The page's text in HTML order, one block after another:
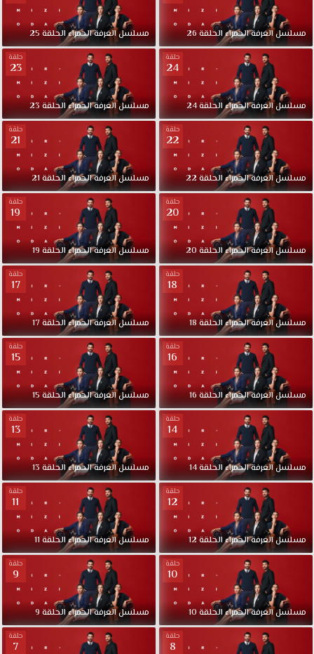
الفرح
و
السعادة
الحزن.
مسلسلالغرفةالحمراءالحلقة26 مسلسلالغرفةالحمراءالحلقة25
حلقة
24
مسلسلالغرفةالحمراءالحلقة24
حلقة
23
مسلسلالغرفةالحمراءالحلقة23
حلقة
22
مسلسلالغرفةالحمراءالحلقة22
حلقة
21
مسلسلالغرفةالحمراءالحلقة21
حلقة
20
مسلسلالغرفةالحمراءالحلقة20
حلقة
19
مسلسلالغرفةالحمراءالحلقة19
حلقة
18
مسلسلالغرفةالحمراءالحلقة18
حلقة
17
مسلسلالغرفةالحمراءالحلقة17
حلقة
16
مسلسلالغرفةالحمراءالحلقة16
حلقة
15
مسلسلالغرفةالحمراءالحلقة15
حلقة
14
مسلسلالغرفةالحمراءالحلقة14
حلقة
13
مسلسلالغرفةالحمراءالحلقة13
حلقة
12
مسلسلالغرفةالحمراءالحلقة12
حلقة
11
مسلسلالغرفةالحمراءالحلقة11
حلقة
10
مسلسلالغرفةالحمراءالحلقة10
حلقة
9
مسلسلالغرفةالحمراءالحلقة9
حلقة
8
حلقة
7